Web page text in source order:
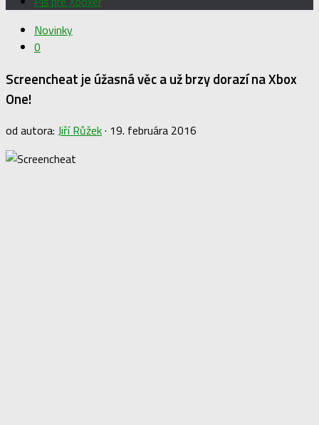
Novinky
0
Screencheat je úžasná věc a už brzy dorazí na Xbox
One!
od autora: Jiří Růžek· 19. februára 2016